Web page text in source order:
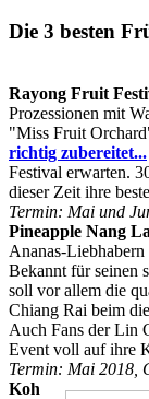
Die 3 besten
Rayong Fruit
Prozessionen mit
"Miss Fruit
richtig zubereitet...
Festival erwarten.
dieser Zeit ihre
Termin: Mai und
Pineapple Nang
Ananas-
Bekannt für seinen
soll vor allem die
Chiang Rai beim
Auch Fans der Lin
Event voll auf ihre
Termin: Mai 2018,
Koh